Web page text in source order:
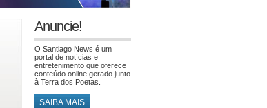
Anuncie!
O Santiago News é um
portal de notícias e
entretenimento que oferece
conteúdo online gerado junto
à Terra dos Poetas.
SAIBA MAIS